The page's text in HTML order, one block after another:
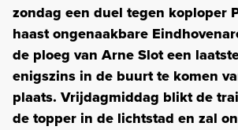
zondag een duel tegen koploper
haast ongenaakbare
de ploeg van Arne Slot een
enigszins in de buurt te komen
plaats. Vrijdagmiddag blikt de
de topper in de lichtstad en zal